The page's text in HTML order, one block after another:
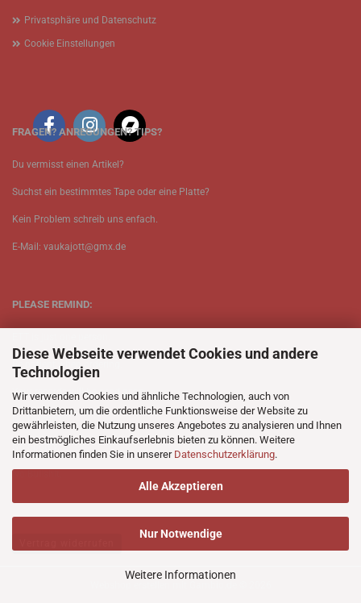
Diese Webseite verwendet Cookies und andere
Technologien
Wir verwenden Cookies und ähnliche Technologien, auch von
Drittanbietern, um die ordentliche Funktionsweise der Website zu
gewährleisten, die Nutzung unseres Angebotes zu analysieren und Ihnen
ein bestmögliches Einkaufserlebnis bieten zu können. Weitere
Informationen finden Sie in unserer Datenschutzerklärung.
Alle Akzeptieren
Nur Notwendige
Weitere Informationen
Privatsphäre und Datenschutz
Cookie Einstellungen
FRAGEN? ANREGUNGEN? TIPS?
Du vermisst einen Artikel?
Suchst ein bestimmtes Tape oder eine Platte?
Kein Problem schreib uns enfach.
E-Mail: vaukajott@gmx.de
PLEASE REMIND:
Be patient when ordering.
Your records will be send asap.
No Discogs.
No Spotify.
No Bullshit.